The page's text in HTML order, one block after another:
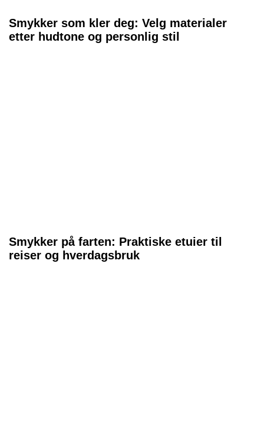
Smykker som kler deg: Velg materialer
etter hudtone og personlig stil
Smykker på farten: Praktiske etuier til
reiser og hverdagsbruk